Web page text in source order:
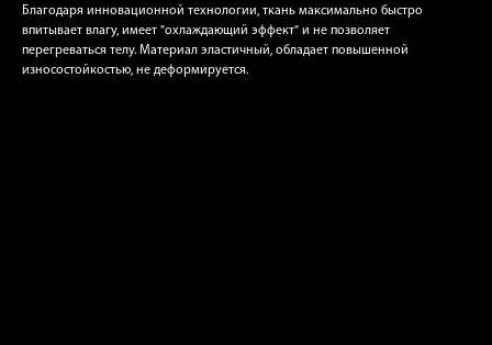
Благодаря инновационной технологии, ткань максимально быстро
впитывает влагу, имеет "охлаждающий эффект" и не позволяет
перегреваться телу. Материал эластичный, обладает повышенной
износостойкостью, не деформируется.